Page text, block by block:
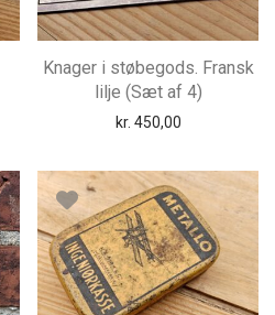
Knager i støbegods. Fransk
lilje (Sæt af 4)
kr. 450,00